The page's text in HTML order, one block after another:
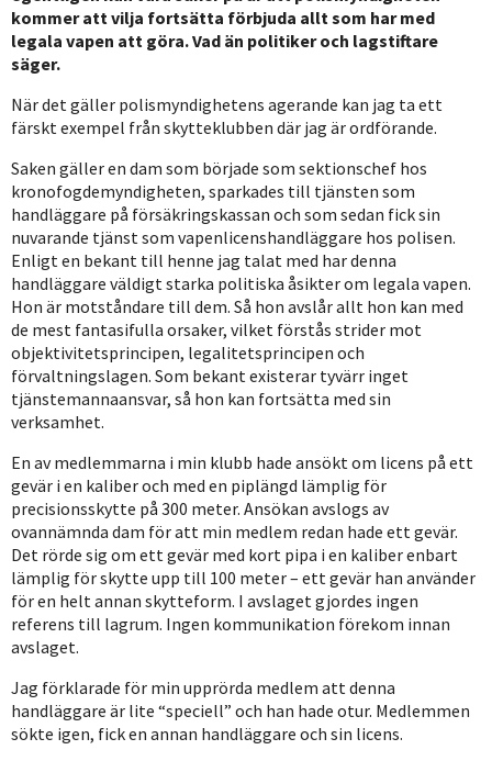
kommer att vilja fortsätta förbjuda allt som har med
legala vapen att göra. Vad än politiker och lagstiftare
säger.
När det gäller polismyndighetens agerande kan jag ta ett
färskt exempel från skytteklubben där jag är ordförande.
Saken gäller en dam som började som sektionschef hos
kronofogdemyndigheten, sparkades till tjänsten som
handläggare på försäkringskassan och som sedan fick sin
nuvarande tjänst som vapenlicenshandläggare hos polisen.
Enligt en bekant till henne jag talat med har denna
handläggare väldigt starka politiska åsikter om legala vapen.
Hon är motståndare till dem. Så hon avslår allt hon kan med
de mest fantasifulla orsaker, vilket förstås strider mot
objektivitetsprincipen, legalitetsprincipen och
förvaltningslagen. Som bekant existerar tyvärr inget
tjänstemannaansvar, så hon kan fortsätta med sin
verksamhet.
En av medlemmarna i min klubb hade ansökt om licens på ett
gevär i en kaliber och med en piplängd lämplig för
precisionsskytte på 300 meter. Ansökan avslogs av
ovannämnda dam för att min medlem redan hade ett gevär.
Det rörde sig om ett gevär med kort pipa i en kaliber enbart
lämplig för skytte upp till 100 meter – ett gevär han använder
för en helt annan skytteform. I avslaget gjordes ingen
referens till lagrum. Ingen kommunikation förekom innan
avslaget.
Jag förklarade för min upprörda medlem att denna
handläggare är lite “speciell” och han hade otur. Medlemmen
sökte igen, fick en annan handläggare och sin licens.